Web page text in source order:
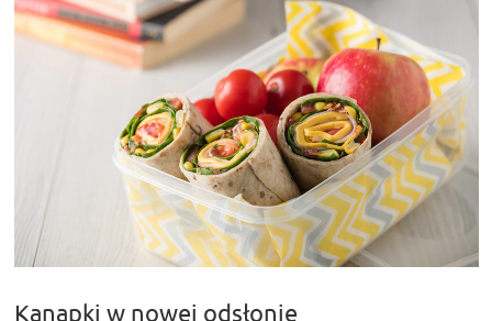
Kanapki w nowej odsłonie